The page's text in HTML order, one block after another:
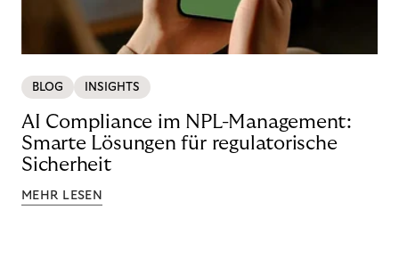
BLOG INSIGHTS
AI Compliance im NPL-Management:
Smarte Lösungen für regulatorische
Sicherheit
MEHR LESEN